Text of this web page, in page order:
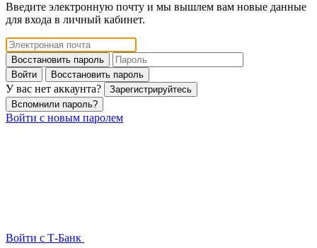
Введите электронную почту и мы вышлем вам новые данные
для входа в личный кабинет.
Восстановить пароль
Войти
Восстановить пароль
У вас нет аккаунта?
Зарегистрируйтесь
Вспомнили пароль?
Войти с новым паролем
Войти с Т-Банк